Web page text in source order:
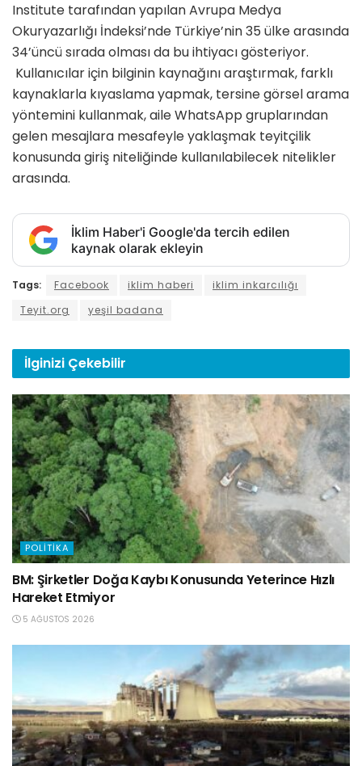
Institute tarafından yapılan Avrupa Medya
Okuryazarlığı İndeksi’nde Türkiye’nin 35 ülke arasında
34’üncü sırada olması da bu ihtiyacı gösteriyor.
Kullanıcılar için bilginin kaynağını araştırmak, farklı
kaynaklarla kıyaslama yapmak, tersine görsel arama
yöntemini kullanmak, aile WhatsApp gruplarından
gelen mesajlara mesafeyle yaklaşmak teyitçilik
konusunda giriş niteliğinde kullanılabilecek nitelikler
arasında.
İklim Haber'i Google'da tercih edilen
kaynak olarak ekleyin
Tags: Facebook iklim haberi
iklim inkarcılığı
Teyit.org
yeşil badana
İlginizi Çekebilir
POLITIKA
BM: Şirketler Doğa Kaybı Konusunda Yeterince Hızlı
Hareket Etmiyor
5 AĞUSTOS 2026